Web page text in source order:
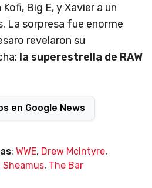
Big E, y Xavier a un
La sorpresa fue enorme
revelaron su
la superestrella de RAW
en Google News
: WWE, Drew McIntyre,
Sheamus, The Bar